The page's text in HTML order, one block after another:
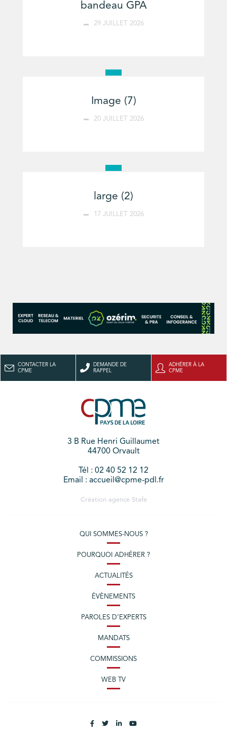
bandeau GPA
29 JUILLET 2026
Image (7)
20 JUILLET 2026
large (2)
17 JUILLET 2026
CONTACTER LA
CPME
DEMANDE DE
RAPPEL
ADHÉRER À LA
CPME
3 B Rue Henri Guillaumet
44700 Orvault
Tél : 02 40 52 12 12
Email : accueil@cpme-pdl.fr
Création agence Stafe
QUI SOMMES-NOUS ?
POURQUOI ADHÉRER ?
ACTUALITÉS
ÉVÈNEMENTS
PAROLES D’EXPERTS
MANDATS
COMMISSIONS
WEB TV